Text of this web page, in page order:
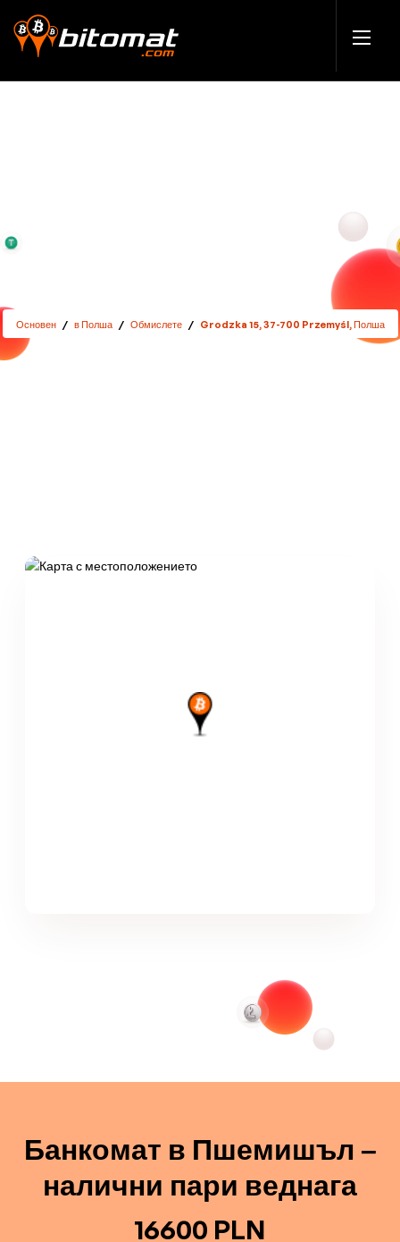
Основен / в Полша / Обмислете / Grodzka 15, 37-700 Przemyśl, Полша
Банкомат в Пшемишъл –
налични пари веднага
16600 PLN